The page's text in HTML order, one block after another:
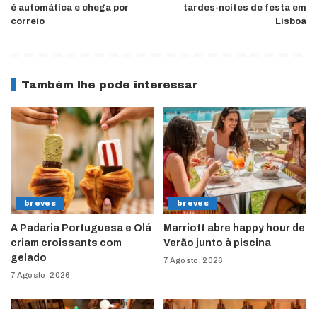
é automática e chega por
correio
tardes-noites de festa em
Lisboa
Também lhe pode interessar
breves
A Padaria Portuguesa e Olá
criam croissants com
gelado
7 Agosto, 2026
breves
Marriott abre happy hour de
Verão junto à piscina
7 Agosto, 2026